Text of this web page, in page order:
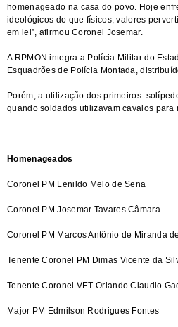
homenageado na casa do povo. Hoje
ideológicos do que físicos, valores
em lei”, afirmou Coronel Josemar.
A RPMON integra a Polícia Militar do
Esquadrões de Polícia Montada,
Porém, a utilização dos primeiros
quando soldados utilizavam cavalos
Homenageados
Coronel PM Lenildo Melo de Sena
Coronel PM Josemar Tavares Câmara
Coronel PM Marcos Antônio de Miranda
Tenente Coronel PM Dimas Vicente da
Tenente Coronel VET Orlando Claudio
Major PM Edmilson Rodrigues Fontes